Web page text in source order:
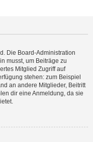
Die Board-Administration
musst, um Beiträge zu
Mitglied Zugriff auf
stehen: zum Beispiel
an andere Mitglieder, Beitritt
dir eine Anmeldung, da sie